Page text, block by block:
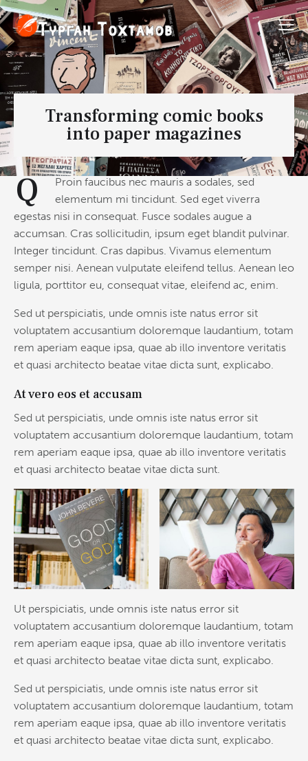
Transforming comic books
into paper magazines
Q
Proin faucibus nec mauris a sodales, sed
elementum mi tincidunt. Sed eget viverra
egestas nisi in consequat. Fusce sodales augue a
accumsan. Cras sollicitudin, ipsum eget blandit pulvinar.
Integer tincidunt. Cras dapibus. Vivamus elementum
semper nisi. Aenean vulputate eleifend tellus. Aenean leo
ligula, porttitor eu, consequat vitae, eleifend ac, enim.
Sed ut perspiciatis, unde omnis iste natus error sit
voluptatem accusantium doloremque laudantium, totam
rem aperiam eaque ipsa, quae ab illo inventore veritatis
et quasi architecto beatae vitae dicta sunt, explicabo.
At vero eos et accusam
Sed ut perspiciatis, unde omnis iste natus error sit
voluptatem accusantium doloremque laudantium, totam
rem aperiam eaque ipsa, quae ab illo inventore veritatis
et quasi architecto beatae vitae dicta sunt.
Ut perspiciatis, unde omnis iste natus error sit
voluptatem accusantium doloremque laudantium, totam
rem aperiam eaque ipsa, quae ab illo inventore veritatis
et quasi architecto beatae vitae dicta sunt, explicabo.
Sed ut perspiciatis, unde omnis iste natus error sit
voluptatem accusantium doloremque laudantium, totam
rem aperiam eaque ipsa, quae ab illo inventore veritatis
et quasi architecto beatae vitae dicta sunt, explicabo.